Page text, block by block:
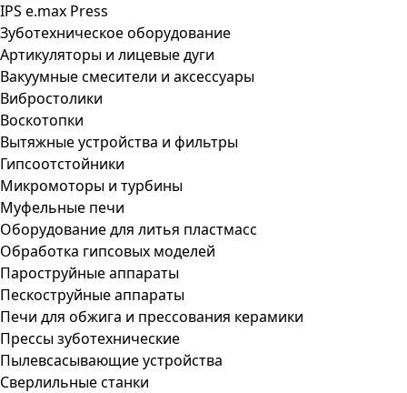
IPS e.max Press
Зуботехническое оборудование
Артикуляторы и лицевые дуги
Вакуумные смесители и аксессуары
Вибростолики
Воскотопки
Вытяжные устройства и фильтры
Гипсоотстойники
Микромоторы и турбины
Муфельные печи
Оборудование для литья пластмасс
Обработка гипсовых моделей
Пароструйные аппараты
Пескоструйные аппараты
Печи для обжига и прессования керамики
Прессы зуботехнические
Пылевсасывающие устройства
Сверлильные станки